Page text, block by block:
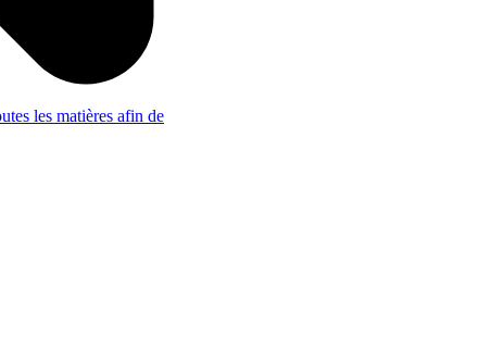
les matières afin de